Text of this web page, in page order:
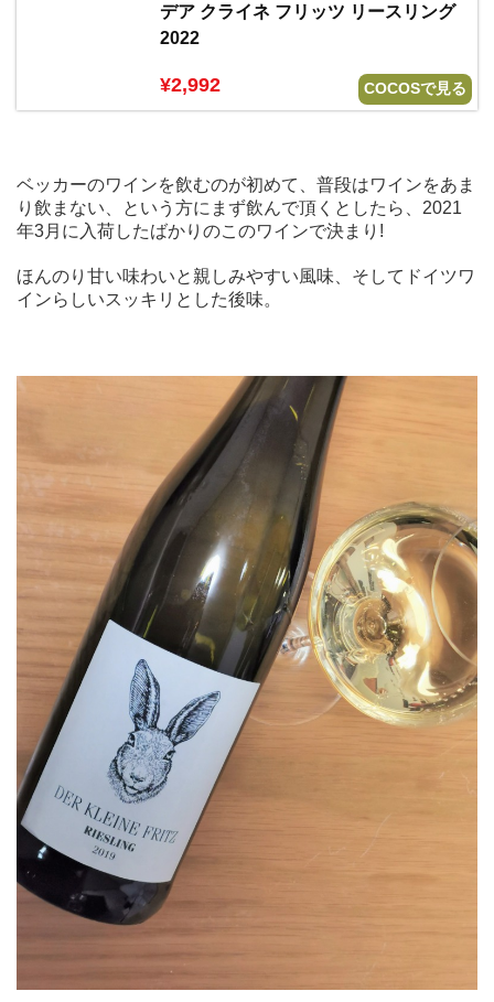
デア クライネ フリッツ リースリング
2022
¥2,992 COCOSで見る
ベッカーのワインを飲むのが初めて、普段はワインをあま
り飲まない、という方にまず飲んで頂くとしたら、2021
年3月に入荷したばかりのこのワインで決まり!
ほんのり甘い味わいと親しみやすい風味、そしてドイツワ
インらしいスッキリとした後味。